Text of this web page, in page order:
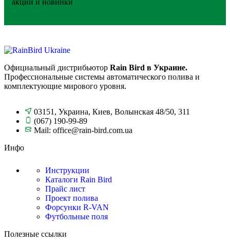
акции и новинки
Официальный дистрибьютор Rain Bird в Украине.
Профессиональные системы автоматического полива и
комплектующие мирового уровня.
03151, Украина, Киев, Волынская 48/50, 311
(067) 190-99-89
Mail: office@rain-bird.com.ua
Инфо
Инструкции
Каталоги Rain Bird
Прайс лист
Проект полива
Форсунки R-VAN
Футбольные поля
Полезные ссылки